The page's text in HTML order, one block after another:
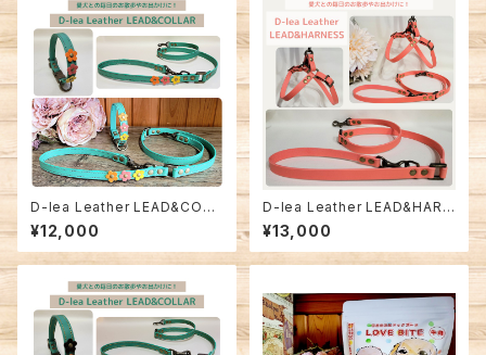
D-lea Leather LEAD&COLL
AR セット商品！【TターコイズM
-No3-1】
¥12,000
D-lea Leather LEAD&HARN
ESS セット商品！『一枚革』【Tピ
ンクM-No3-1】
¥13,000